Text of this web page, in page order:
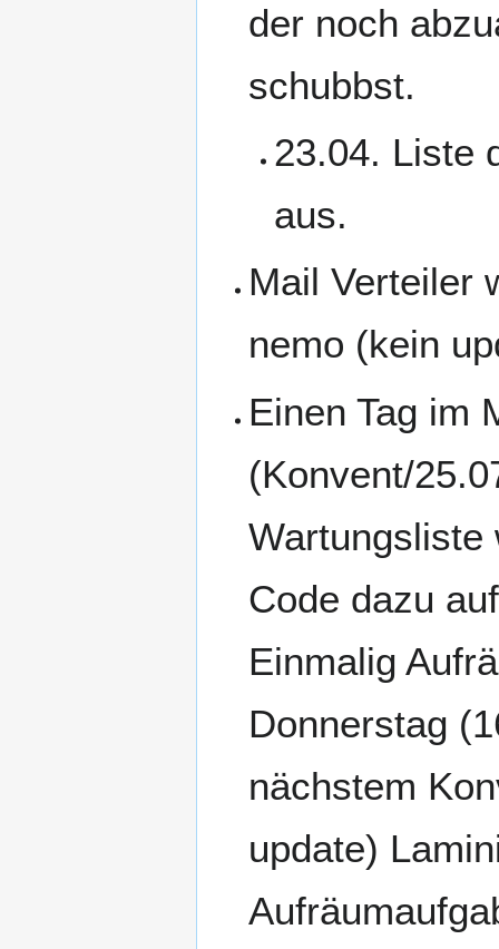
der noch
schubbst.
23.04. Liste
aus.
Mail Verteiler
nemo (kein
Einen Tag im
(Konvent/
Wartungsliste
Code dazu
Einmalig
Donnerstag
nächstem
update)